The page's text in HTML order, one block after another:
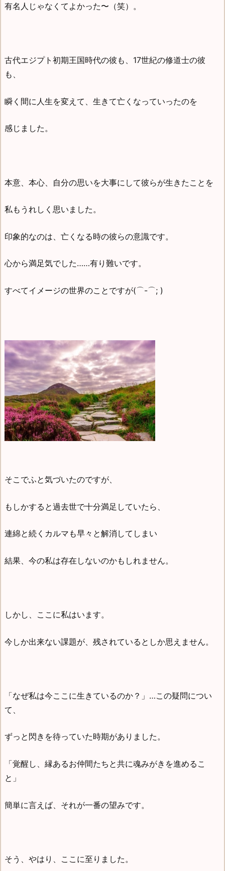
有名人じゃなくてよかった〜（笑）。
古代エジプト初期王国時代の彼も、17世紀の修道士の彼
も、
瞬く間に人生を変えて、生きて亡くなっていったのを
感じました。
本意、本心、自分の思いを大事にして彼らが生きたことを
私もうれしく思いました。
印象的なのは、亡くなる時の彼らの意識です。
心から満足気でした……有り難いです。
すべてイメージの世界のことですが(⌒-⌒; )
そこでふと気づいたのですが、
もしかすると過去世で十分満足していたら、
連綿と続くカルマも早々と解消してしまい
結果、今の私は存在しないのかもしれません。
しかし、ここに私はいます。
今しか出来ない課題が、残されているとしか思えません。
「なぜ私は今ここに生きているのか？」…この疑問につい
て、
ずっと閃きを待っていた時期がありました。
「覚醒し、縁あるお仲間たちと共に魂みがきを進めるこ
と」
簡単に言えば、それが一番の望みです。
そう、やはり、ここに至りました。